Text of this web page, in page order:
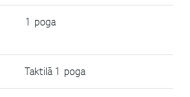
1 poga
Taktilā 1 poga